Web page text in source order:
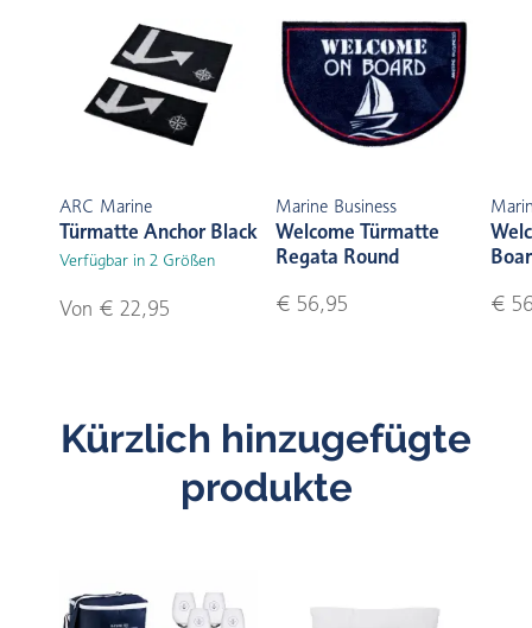
ARC Marine
Türmatte Anchor Black
Verfügbar in 2 Größen
Von € 22,95
Marine Business
Welcome Türmatte
Regata Round
€ 56,95
€
Kürzlich hinzugefügte
produkte